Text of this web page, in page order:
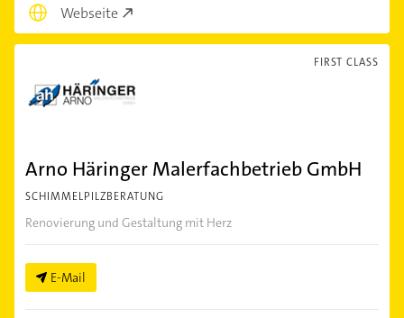
Webseite
FIRST CLASS
Arno Häringer Malerfachbetrieb GmbH
SCHIMMELPILZBERATUNG
Renovierung und Gestaltung mit Herz
E-Mail